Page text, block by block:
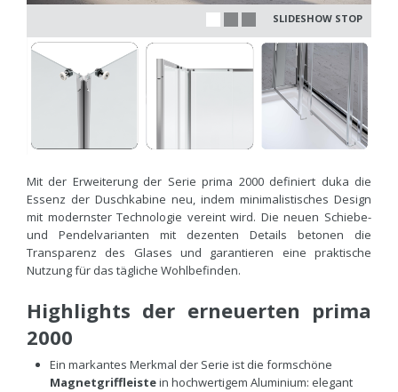
SLIDESHOW STOP
Mit der Erweiterung der Serie prima 2000 definiert duka die
Essenz der Duschkabine neu, indem minimalistisches Design
mit modernster Technologie vereint wird. Die neuen Schiebe-
und Pendelvarianten mit dezenten Details betonen die
Transparenz des Glases und garantieren eine praktische
Nutzung für das tägliche Wohlbefinden.
Highlights der erneuerten prima
2000
Ein markantes Merkmal der Serie ist die formschöne
Magnetgriffleistein hochwertigem Aluminium: elegant